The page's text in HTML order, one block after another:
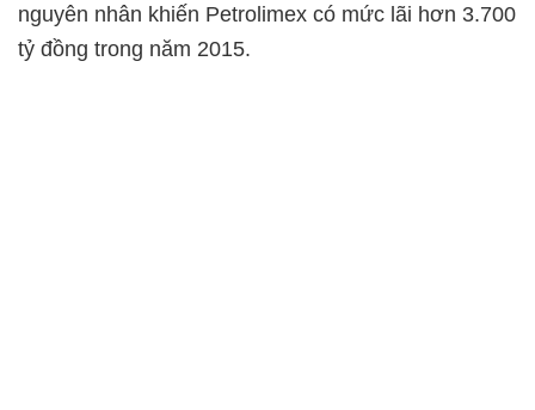
nguyên nhân khiến Petrolimex có mức lãi hơn 3.700
tỷ đồng trong năm 2015.